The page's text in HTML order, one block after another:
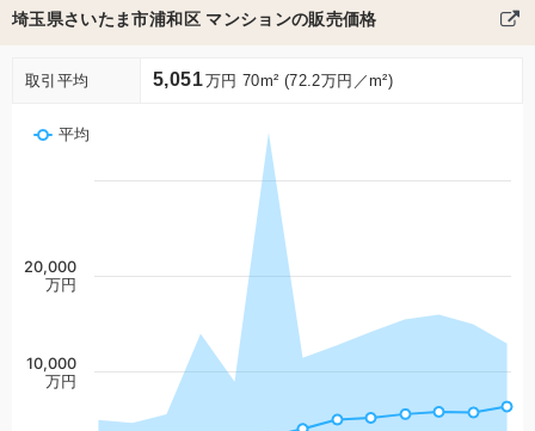
埼玉県さいたま市浦和区 マンションの販売価格
取引平均 5,051万円 70m² (72.2万円／m²)
平均
10,000
万円
20,000
万円